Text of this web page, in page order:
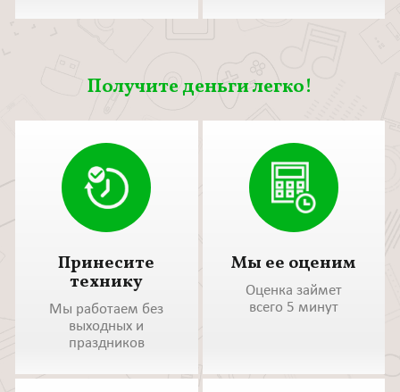
Получите деньги легко!
Принесите
технику
Мы работаем без
выходных и
праздников
Мы ее оценим
Оценка займет
всего 5 минут